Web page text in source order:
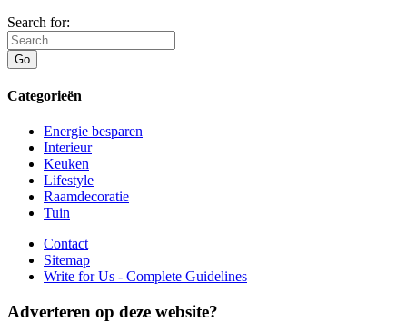
Search for:
Categorieën
Energie besparen
Interieur
Keuken
Lifestyle
Raamdecoratie
Tuin
Contact
Sitemap
Write for Us - Complete Guidelines
Adverteren op deze website?